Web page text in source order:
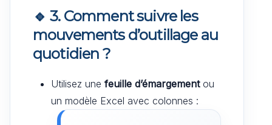
🔹 3. Comment suivre les
mouvements d’outillage au
quotidien ?
Utilisez une feuille d’émargementou
un modèle Excel avec colonnes :